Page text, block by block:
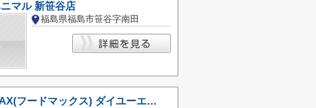
マル 新笹谷店
福島県福島市笹谷字南田
FOODMAX(フードマックス) ダイユーエイトMAX 福島店